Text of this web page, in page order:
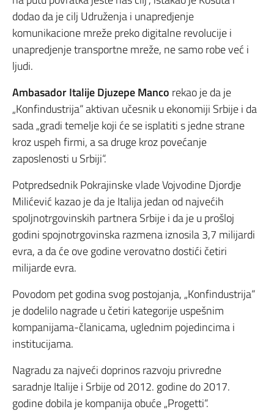
dodao da je cilj Udruženja i unapredjenje
komunikacione mreže preko digitalne revolucije i
unapredjenje transportne mreže, ne samo robe već i
ljudi.
Ambasador Italije Djuzepe Manco rekao je da je
„Konfindustrija“ aktivan učesnik u ekonomiji Srbije i da
sada „gradi temelje koji će se isplatiti s jedne strane
kroz uspeh firmi, a sa druge kroz povećanje
zaposlenosti u Srbiji“.
Potpredsednik Pokrajinske vlade Vojvodine Djordje
Milićević kazao je da je Italija jedan od najvećih
spoljnotrgovinskih partnera Srbije i da je u prošloj
godini spojnotrgovinska razmena iznosila 3,7 milijardi
evra, a da će ove godine verovatno dostići četiri
milijarde evra.
Povodom pet godina svog postojanja, „Konfindustrija“
je dodelilo nagrade u četiri kategorije uspešnim
kompanijama-članicama, uglednim pojedincima i
institucijama.
Nagradu za najveći doprinos razvoju privredne
saradnje Italije i Srbije od 2012. godine do 2017.
godine dobila je kompanija obuće „Progetti“.